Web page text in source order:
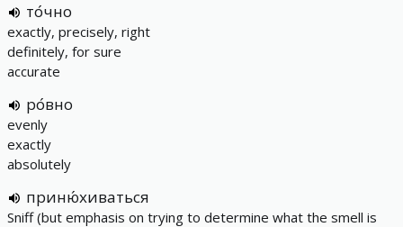
то́чно
exactly, precisely, right
definitely, for sure
accurate
ро́вно
evenly
exactly
absolutely
приню́хиваться
Sniff (but emphasis on trying to determine what the smell is